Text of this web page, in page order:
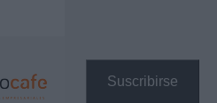
Suscribirse